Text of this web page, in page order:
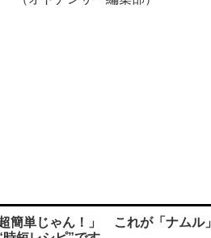
簡単じゃん！」 これが「ナムル」